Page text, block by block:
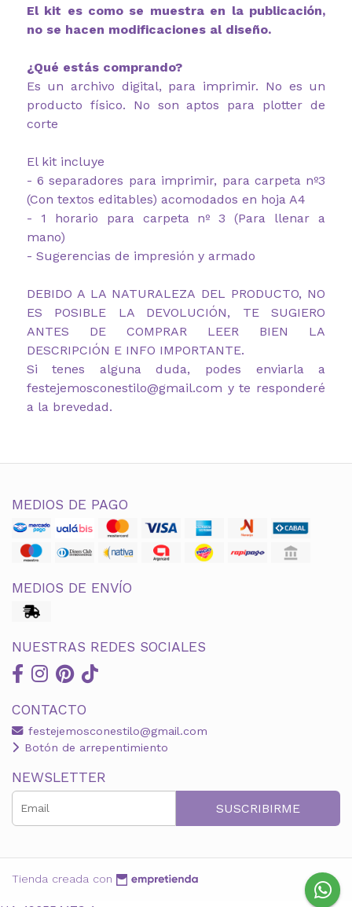
El kit es como se muestra en la publicación,
no se hacen modificaciones al diseño.
¿Qué estás comprando?
Es un archivo digital, para imprimir. No es un
producto físico. No son aptos para plotter de
corte
El kit incluye
- 6 separadores para imprimir, para carpeta nº3
(Con textos editables) acomodados en hoja A4
- 1 horario para carpeta nº 3 (Para llenar a
mano)
- Sugerencias de impresión y armado
DEBIDO A LA NATURALEZA DEL PRODUCTO, NO
ES POSIBLE LA DEVOLUCIÓN, TE SUGIERO
ANTES DE COMPRAR LEER BIEN LA
DESCRIPCIÓN E INFO IMPORTANTE.
Si tenes alguna duda, podes enviarla a
festejemosconestilo@gmail.com y te responderé
a la brevedad.
MEDIOS DE PAGO
MEDIOS DE ENVÍO
NUESTRAS REDES SOCIALES
CONTACTO
festejemosconestilo@gmail.com
Botón de arrepentimiento
NEWSLETTER
SUSCRIBIRME
Tienda creada con